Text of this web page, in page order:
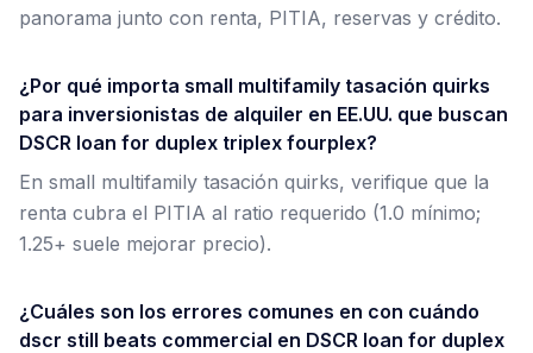
panorama junto con renta, PITIA, reservas y crédito.
¿Por qué importa small multifamily tasación quirks
para inversionistas de alquiler en EE.UU. que buscan
DSCR loan for duplex triplex fourplex?
En small multifamily tasación quirks, verifique que la
renta cubra el PITIA al ratio requerido (1.0 mínimo;
1.25+ suele mejorar precio).
¿Cuáles son los errores comunes en con cuándo
dscr still beats commercial en DSCR loan for duplex